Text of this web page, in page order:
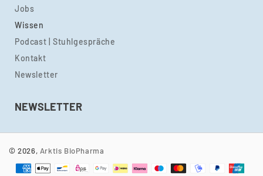
Jobs
Wissen
Podcast | Stuhlgespräche
Kontakt
Newsletter
NEWSLETTER
© 2026, Arktis BioPharma
Zahlungsmethoden